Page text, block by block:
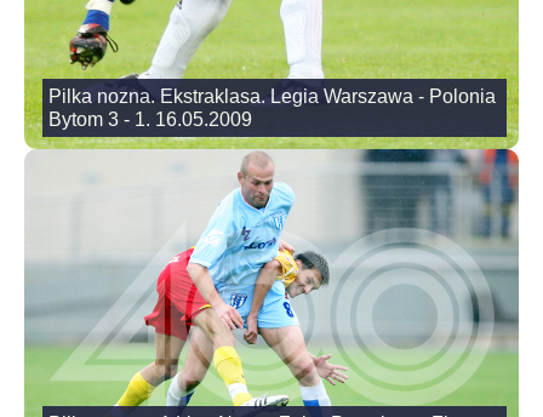
Pilka nozna. Ekstraklasa. Legia Warszawa - Polonia
Bytom 3 - 1. 16.05.2009